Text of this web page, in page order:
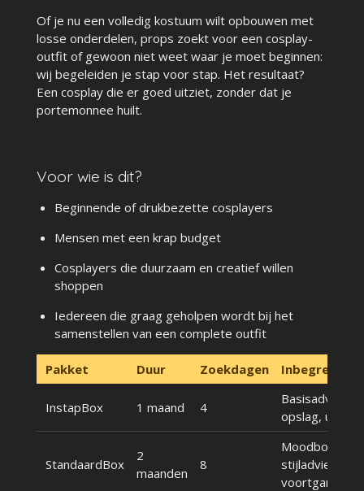
Of je nu een volledig kostuum wilt opbouwen met
losse onderdelen, props zoekt voor een cosplay-
outfit of gewoon niet weet waar je moet beginnen:
wij begeleiden je stap voor stap. Het resultaat?
Een cosplay die er goed uitziet, zonder dat je
portemonnee huilt.
Voor wie is dit?
Beginnende of drukbezette cosplayers
Mensen met een krap budget
Cosplayers die duurzaam en creatief willen
shoppen
Iedereen die graag geholpen wordt bij het
samenstellen van een complete outfit
Pakket Duur Zoekdagen Inbegrepen
InstapBox 1 maand 4
Basisadvies,
opslag,
StandaardBox
2
maanden
8
Moodboard,
stijladvies,